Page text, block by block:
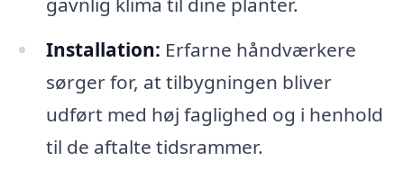
Installation: Erfarne håndværkere
sørger for, at tilbygningen bliver
udført med høj faglighed og i henhold
til de aftalte tidsrammer.